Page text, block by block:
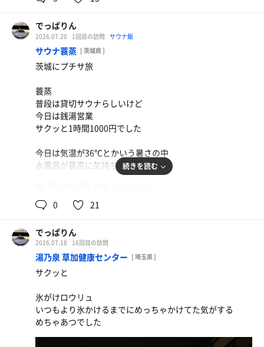
でっぱりん
2026.07.20 1回目の訪問 サウナ飯
サウナ蓑蒸 [ 茨城県 ]
茨城にプチサ旅
蓑蒸
普段は貸切サウナらしいけど
今日は銭湯営業
サクッと1時間1000円でした
今日は気温が36℃とかいう暑さの中
水風呂が最高に気持ちよかった
外気浴は自然がいっぱい
続きを読む
0 21
でっぱりん
2026.07.18 16回目の訪問
湯乃泉 草加健康センター [ 埼玉県 ]
サクッと
氷がけロウリュ
いつもより氷かけるまでにめっちゃかけてた気がする
めちゃあつでした